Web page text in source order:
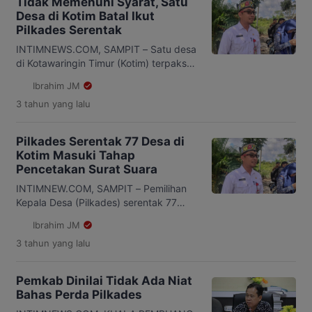
Desa di Kotim Batal Ikut
Pilkades Serentak
INTIMNEWS.COM, SAMPIT – Satu desa
di Kotawaringin Timur (Kotim) terpaksa
(Pilkades) serentak yang jatuh pada 23
September 2023 mendatang. Hal
(PMD) Kotawaringin Timur (Kotim)
Ramadansyah, Senin 18 September
2023. “Desa Tumbang Keminting yang
berada Kemacatan Bukit Santuai
awalnya kami ikutkan. Tetapi, setelah
Ibrahim JM
3 tahun yang lalu
Pilkades Serentak 77 Desa di
Kotim Masuki Tahap
Pencetakan Surat Suara
INTIMNEW.COM, SAMPIT – Pemilihan
Kepala Desa (Pilkades) serentak 77
(Kotim) yang dilaksanakan 23
September 2023 mendatang sudah
kita sudah sampai pada proses
percetakan surat suara,” ujar Kepala
Ibrahim JM
3 tahun yang lalu
Pemkab Dinilai Tidak Ada Niat
Bahas Perda Pilkades